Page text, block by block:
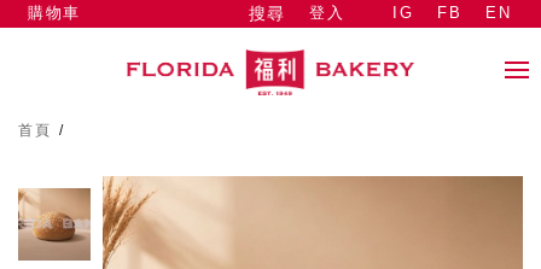
搜尋 登入
購物車 IG FB EN
首頁 /